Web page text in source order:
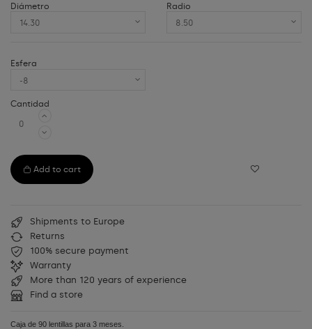
Diámetro Radio
Esfera
Cantidad
Add to cart
Shipments to Europe
Returns
100% secure payment
Warranty
More than 120 years of experience
Find a store
Caja de 90 lentillas para 3 meses.